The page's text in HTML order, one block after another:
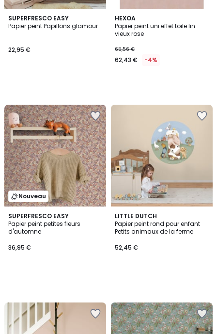
SUPERFRESCO EASY
Papier peint Papillons glamour
22,95 €
HEXOA
Papier peint uni effet toile lin
vieux rose
65,56 €
62,43 € -4%
Nouveau
SUPERFRESCO EASY
Papier peint petites fleurs
d'automne
36,95 €
LITTLE DUTCH
Papier peint rond pour enfant
Petits animaux de la ferme
52,45 €